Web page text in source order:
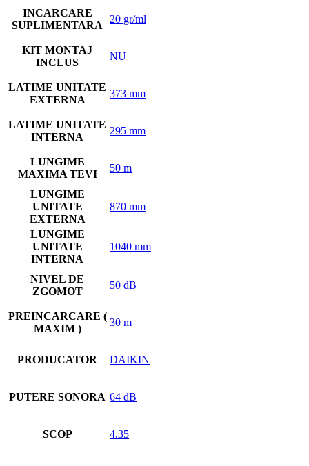
INCARCARE
SUPLIMENTARA
20 gr/ml
KIT MONTAJ
INCLUS
NU
LATIME UNITATE
EXTERNA
373 mm
LATIME UNITATE
INTERNA
295 mm
LUNGIME
MAXIMA TEVI
50 m
LUNGIME
UNITATE
EXTERNA
870 mm
LUNGIME
UNITATE
INTERNA
1040 mm
NIVEL DE
ZGOMOT
50 dB
PREINCARCARE (
MAXIM )
30 m
PRODUCATOR DAIKIN
PUTERE SONORA 64 dB
SCOP 4.35